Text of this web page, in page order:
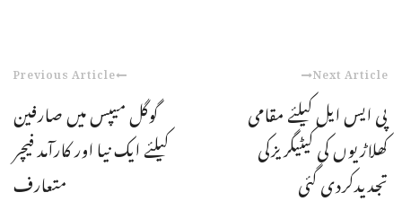
Previous Article
گوگل میپس میں صارفین
کیلئے ایک نیا اور کارآمد فیچر
متعارف
Next Article
پی ایس ایل کیلئے مقامی
کھلاڑیوں کی کیٹیگریزکی
تجدیدکردی گئی